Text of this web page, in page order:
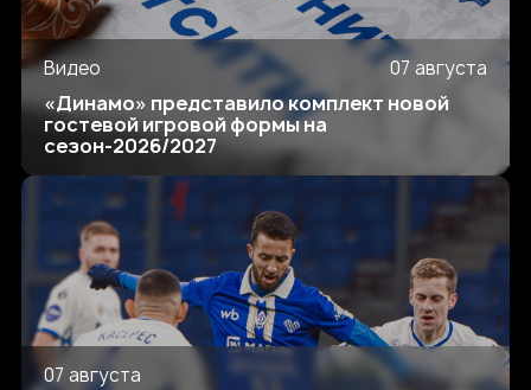
Видео 07 августа
«Динамо» представило комплект новой
гостевой игровой формы на
сезон-2026/2027
07 августа